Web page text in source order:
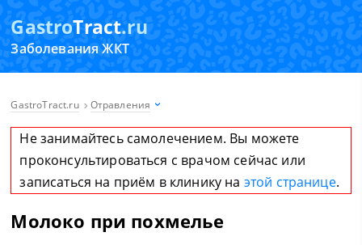
GastroTract.ru
Заболевания ЖКТ
GastroTract.ru Отравления
Не занимайтесь самолечением. Вы можете
проконсультироваться с врачом сейчас или
записаться на приём в клинику на этой странице.
Молоко при похмелье